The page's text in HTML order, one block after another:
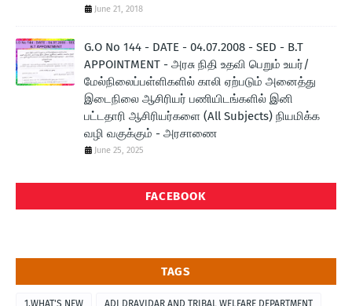
June 21, 2018
G.O No 144 - DATE - 04.07.2008 - SED - B.T
APPOINTMENT - அரசு நிதி உதவி பெறும் உயர்/
மேல்நிலைப்பள்ளிகளில் காலி ஏற்படும் அனைத்து
இடைநிலை ஆசிரியர் பணியிடங்களில் இனி
பட்டதாரி ஆசிரியர்களை (All Subjects) நியமிக்க
வழி வகுக்கும் - அரசாணை
June 25, 2025
FACEBOOK
TAGS
1.WHAT'S NEW ADI DRAVIDAR AND TRIBAL WELFARE DEPARTMENT